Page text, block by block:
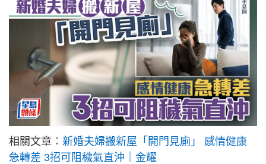
相關文章︰ 新婚夫婦搬新屋「開門見廁」 感情健康
急轉差 3招可阻穢氣直沖｜金耀